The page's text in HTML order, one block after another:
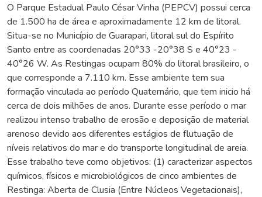
O Parque Estadual Paulo César Vinha (PEPCV) possui cerca
de 1.500 ha de área e aproximadamente 12 km de litoral.
Situa-se no Município de Guarapari, litoral sul do Espírito
Santo entre as coordenadas 20°33 -20°38 S e 40°23 -
40°26 W. As Restingas ocupam 80% do litoral brasileiro, o
que corresponde a 7.110 km. Esse ambiente tem sua
formação vinculada ao período Quaternário, que tem inicio há
cerca de dois milhões de anos. Durante esse período o mar
realizou intenso trabalho de erosão e deposição de material
arenoso devido aos diferentes estágios de flutuação de
níveis relativos do mar e do transporte longitudinal de areia.
Esse trabalho teve como objetivos: (1) caracterizar aspectos
químicos, físicos e microbiológicos de cinco ambientes de
Restinga: Aberta de Clusia (Entre Núcleos Vegetacionais),